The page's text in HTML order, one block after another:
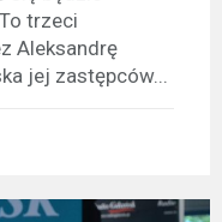
trzeci
Aleksandrę
jej zastępców...